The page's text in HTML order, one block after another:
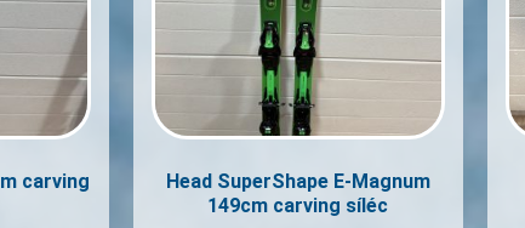
carving
Head SuperShape E-Magnum
149cm carving síléc